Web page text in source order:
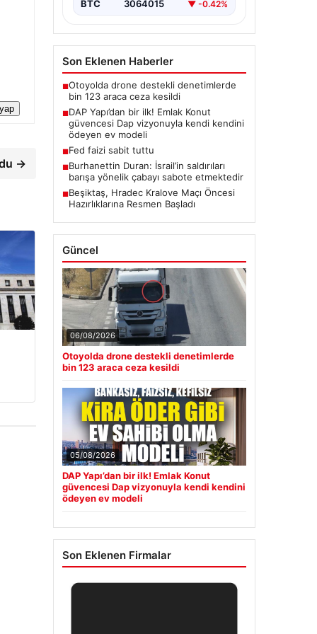
→
BTC 3064015 ▼ -0.42%
Son Eklenen Haberler
■Otoyolda drone destekli denetimlerde
bin 123 araca ceza kesildi
■DAP Yapı’dan bir ilk! Emlak Konut
güvencesi Dap vizyonuyla kendi kendini
ödeyen ev modeli
■Fed faizi sabit tuttu
■Burhanettin Duran: İsrail’in saldırıları
barışa yönelik çabayı sabote etmektedir
■Beşiktaş, Hradec Kralove Maçı Öncesi
Hazırlıklarına Resmen Başladı
Güncel
06/08/2026
Otoyolda drone destekli denetimlerde
bin 123 araca ceza kesildi
05/08/2026
DAP Yapı’dan bir ilk! Emlak Konut
güvencesi Dap vizyonuyla kendi kendini
ödeyen ev modeli
Son Eklenen Firmalar